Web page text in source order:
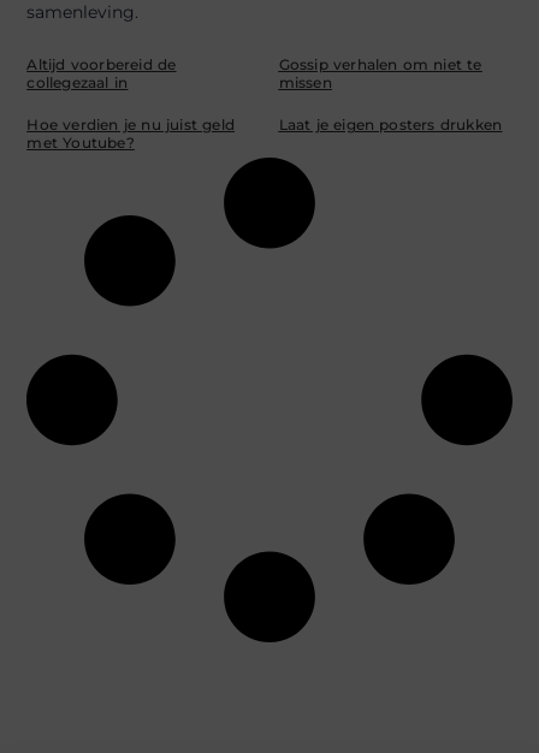
samenleving.
Altijd voorbereid de
collegezaal in
Gossip verhalen om niet te
missen
Hoe verdien je nu juist geld
met Youtube?
Laat je eigen posters drukken